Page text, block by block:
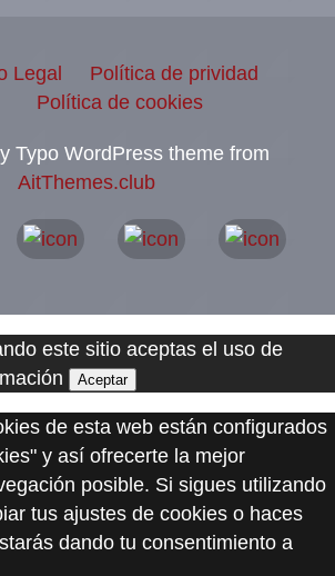
Legal
Política de prividad
Política de cookies
Typo WordPress theme from
AitThemes.club
este sitio aceptas el uso de
Aceptar
de esta web están configurados
y así ofrecerte la mejor
posible. Si sigues utilizando
tus ajustes de cookies o haces
dando tu consentimiento a